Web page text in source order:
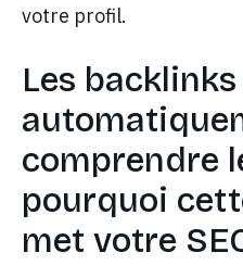
votre profil.
Les
comprendre
pourquoi
met votre